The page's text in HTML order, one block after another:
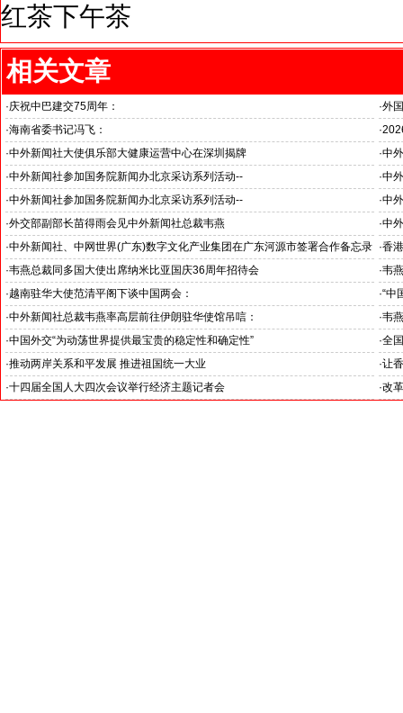
红茶下午茶
相关文章
·庆祝中巴建交75周年：
韦燕总裁同多国大使出席巴基斯坦驻华大使馆举办“芒果节”
·外
·海南省委书记冯飞：
海南自贸港封关半年开启中国对外开放新篇章
·
国
·中外新闻社大使俱乐部大健康运营中心在深圳揭牌 ·中
推
·中外新闻社参加国务院新闻办北京采访系列活动--
“科技创新和产业创新”中外记者见面会
·中
见
·中外新闻社参加国务院新闻办北京采访系列活动--
小米汽车超越国际品牌
·中
北
·外交部副部长苗得雨会见中外新闻社总裁韦燕 ·中
证
·中外新闻社、中网世界(广东)数字文化产业集团在广东河源市签署合作备忘录 ·香
·韦燕总裁同多国大使出席纳米比亚国庆36周年招待会 ·韦
·越南驻华大使范清平阁下谈中国两会：
“中国经济的稳定发展为越中双边合作注入强劲动力”
·“中
伊
·中外新闻社总裁韦燕率高层前往伊朗驻华使馆吊唁：
对哈梅内伊最高领袖遇难表示沉痛哀悼
·韦
·中国外交“为动荡世界提供最宝贵的稳定性和确定性”
王毅外长记者会勾勒出中国与世界互动新方位
·全
·推动两岸关系和平发展 推进祖国统一大业
聚焦十四届全国人大四次会议台湾代表团
·让
聚
·十四届全国人大四次会议举行经济主题记者会
·改